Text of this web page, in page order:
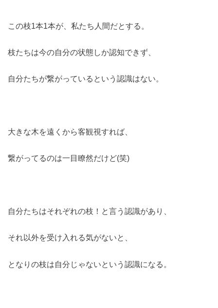
この枝1本1本が、私たち人間だとする。
枝たちは今の自分の状態しか認知できず、
自分たちが繋がっているという認識はない。
大きな木を遠くから客観視すれば、
繋がってるのは一目瞭然だけど(笑)
自分たちはそれぞれの枝！と言う認識があり、
それ以外を受け入れる気がないと、
となりの枝は自分じゃないという認識になる。